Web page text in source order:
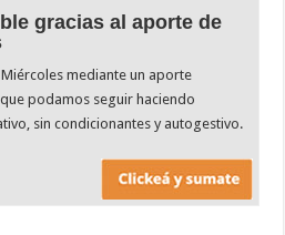
gracias al aporte de
mediante un aporte
podamos seguir haciendo
sin condicionantes y autogestivo.